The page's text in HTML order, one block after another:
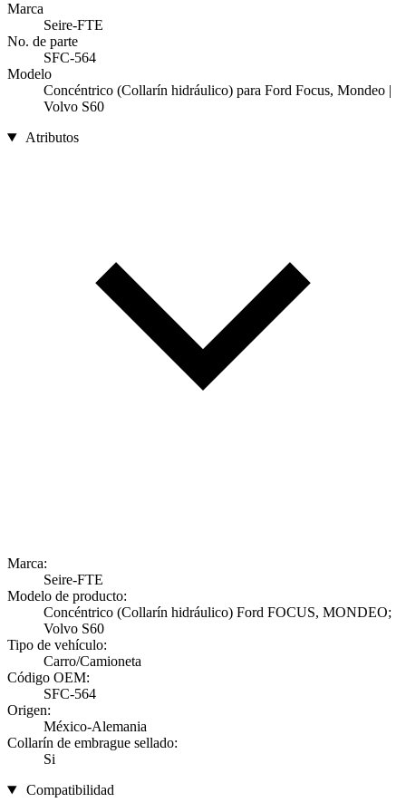
Marca
Seire-FTE
No. de parte
SFC-564
Modelo
Concéntrico (Collarín hidráulico) para Ford Focus, Mondeo |
Volvo S60
Atributos
Marca:
Seire-FTE
Modelo de producto:
Concéntrico (Collarín hidráulico) Ford FOCUS, MONDEO;
Volvo S60
Tipo de vehículo:
Carro/Camioneta
Código OEM:
SFC-564
Origen:
México-Alemania
Collarín de embrague sellado:
Si
Compatibilidad